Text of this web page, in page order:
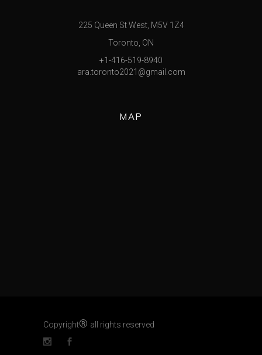
225 Queen St West, M5V 1Z4
Toronto, ON
+1-416-519-8940
ara.toronto2021@gmail.com
MAP
Copyright® all rights reserved